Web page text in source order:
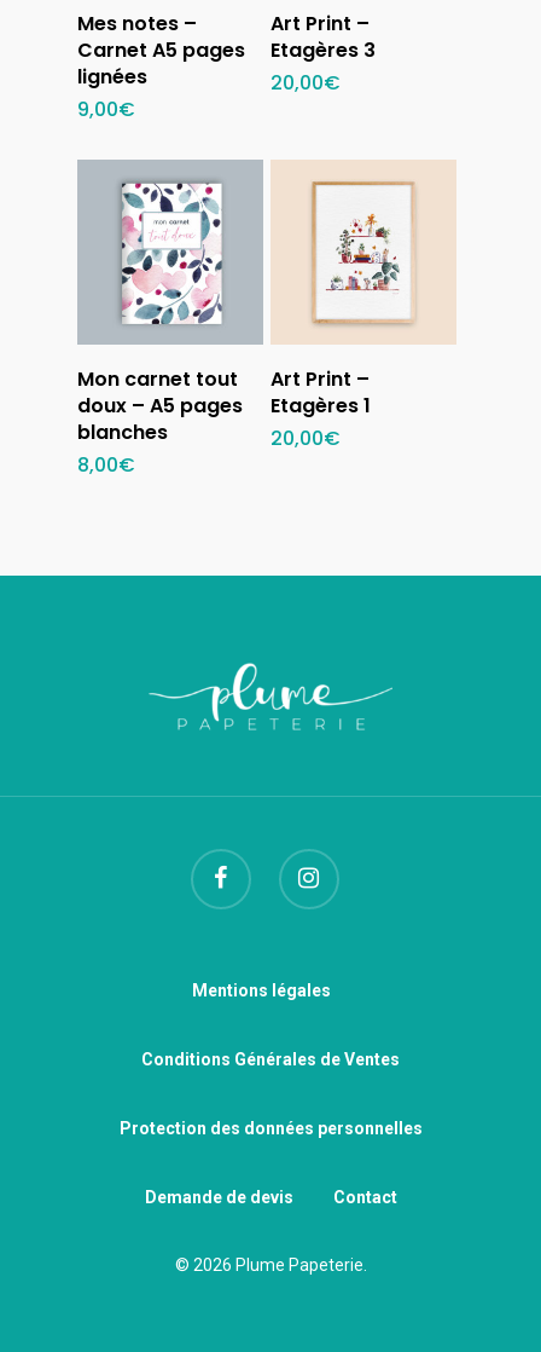
Ajouter au
panier
Mes notes –
Carnet A5 pages
lignées
9,00€
Ajouter au
panier
Art Print –
Etagères 3
20,00€
Ajouter au
panier
Mon carnet tout
doux – A5 pages
blanches
8,00€
Ajouter au
panier
Art Print –
Etagères 1
20,00€
Mentions légales
Conditions Générales de Ventes
Protection des données personnelles
Demande de devis Contact
© 2026 Plume Papeterie.